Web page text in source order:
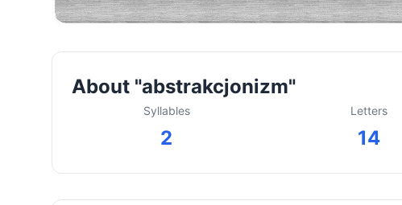
About "abstrakcjonizm"
Syllables
2
Letters
14